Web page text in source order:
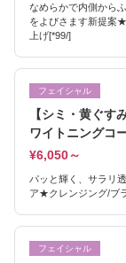
なめらかで内側から
をよびさます新提案
上げ[*99/]
フェイシャル
【シミ・黄ぐ
ワイトニングコ
¥6,050～
パッと輝く、サラリ
ア★クレンジング/ブ
フェイシャル